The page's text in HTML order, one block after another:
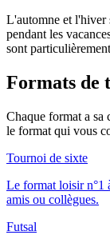
L'automne et l'hiver
pendant les
sont
Formats de
Chaque format a sa
le format qui vous
Tournoi de sixte
Le format loisir n°1
amis ou collègues.
Futsal